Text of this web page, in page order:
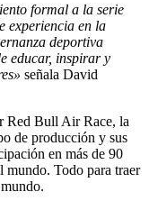
formal a la serie
experiencia en la
deportiva
educar, inspirar y
señala David
Red Bull Air Race, la
de producción y sus
en más de 90
mundo. Todo para traer